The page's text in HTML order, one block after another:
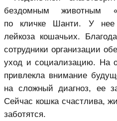
бездомным животным
по кличке Шанти. У нее
лейкоза кошачьих.
сотрудники организации
уход и социализацию. На
привлекла внимание
на сложный диагноз, ее
Сейчас кошка счастлива,
заботятся.